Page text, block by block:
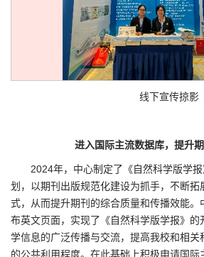
线下宣传掠影
进入国际主流数据库，提升
2024年，中心制定了《自然科学版学
划，以期刊出版规范化建设为抓手，不断拓
式，从而提升期刊的综合质量和传播效能。
布英文页面，实现了《自然科学版学报》的
学信息的广泛传播与交流，提高我校和相关
的公共利用程度。在此基础上积极申请国